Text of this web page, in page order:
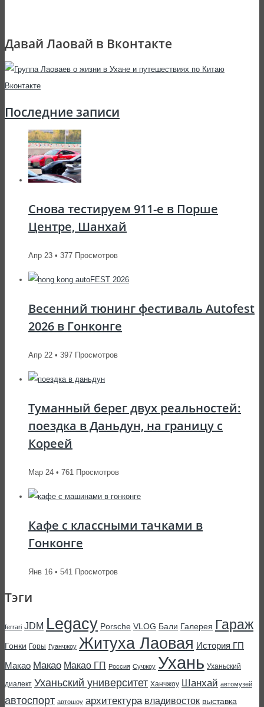
Давай Лаовай в Вконтакте
Последние записи
Снова тестируем 911-е в Порше
Центре, Шанхай
Апр 23 • 377 Просмотров
Весенний тюнинг фестиваль Autofest
2026 в Гонконге
Апр 22 • 397 Просмотров
Туманный берег двух реальностей:
поездка в Даньдун, на границу с
Кореей
Мар 24 • 761 Просмотров
Кафе с классными тачками в
Гонконге
Янв 16 • 541 Просмотров
Тэги
ferrari JDM Legacy Porsche VLOG Бали Галерея Гараж
Гонки Горы Гуанчжоу Житуха Лаовая История ГП
Макао Макао Макао ГП Россия Сучжоу Ухань Уханьский
диалект Уханьский университет Ханчжоу Шанхай автомузей
автоспорт автошоу архитектура владивосток выставка